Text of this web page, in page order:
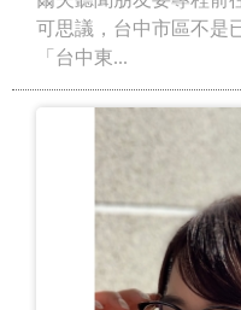
可思議，台中市區不是
「台中東...